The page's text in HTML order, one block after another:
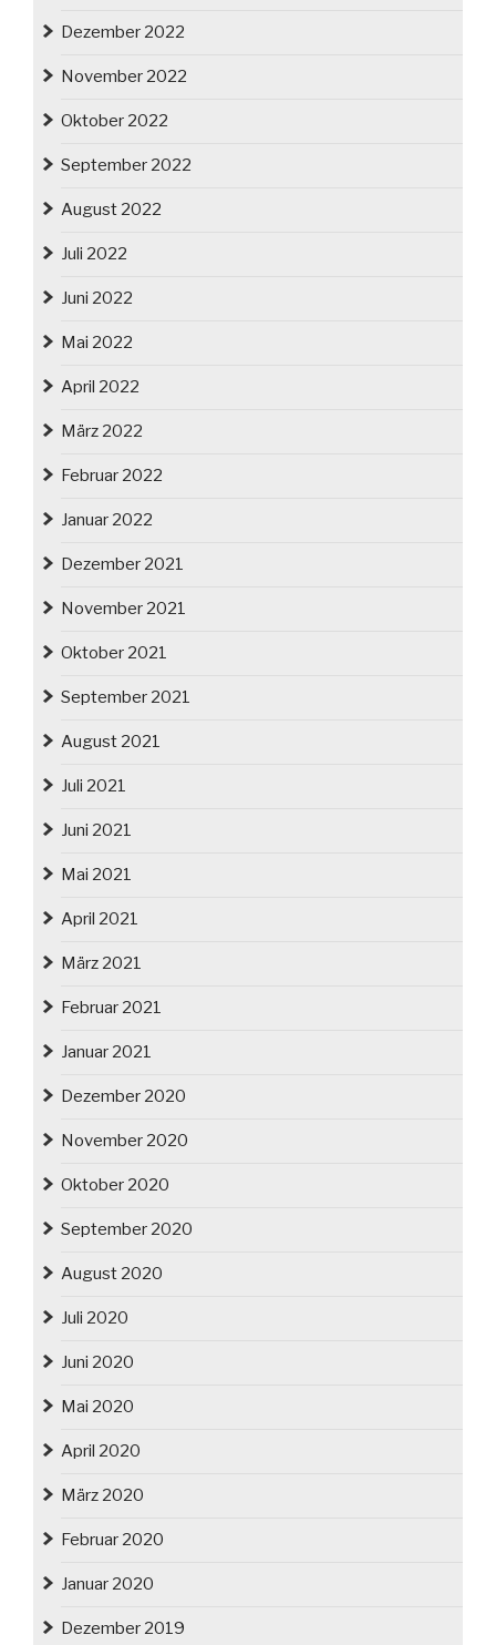
Dezember 2022
November 2022
Oktober 2022
September 2022
August 2022
Juli 2022
Juni 2022
Mai 2022
April 2022
März 2022
Februar 2022
Januar 2022
Dezember 2021
November 2021
Oktober 2021
September 2021
August 2021
Juli 2021
Juni 2021
Mai 2021
April 2021
März 2021
Februar 2021
Januar 2021
Dezember 2020
November 2020
Oktober 2020
September 2020
August 2020
Juli 2020
Juni 2020
Mai 2020
April 2020
März 2020
Februar 2020
Januar 2020
Dezember 2019